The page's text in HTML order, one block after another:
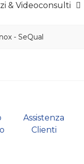
& Videoconsulti
- SeQual
Assistenza
Clienti